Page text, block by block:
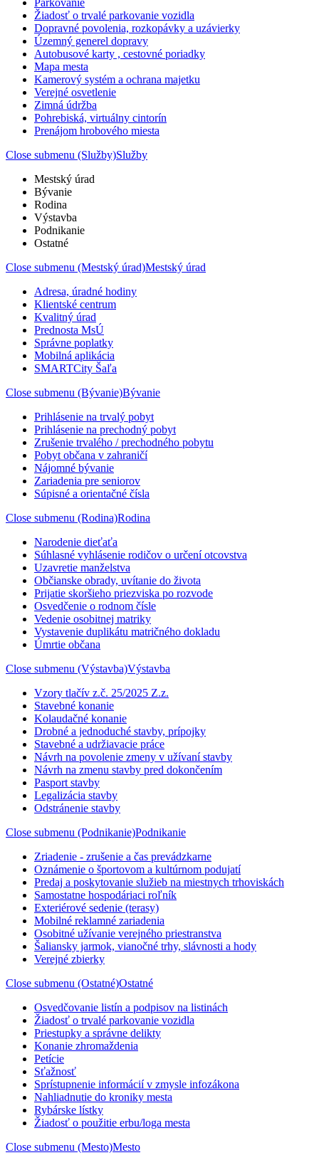
Parkovanie
Žiadosť o trvalé parkovanie vozidla
Dopravné povolenia, rozkopávky a uzávierky
Územný generel dopravy
Autobusové karty , cestovné poriadky
Mapa mesta
Kamerový systém a ochrana majetku
Verejné osvetlenie
Zimná údržba
Pohrebiská, virtuálny cintorín
Prenájom hrobového miesta
Close submenu (Služby)Služby
Mestský úrad
Bývanie
Rodina
Výstavba
Podnikanie
Ostatné
Close submenu (Mestský úrad)Mestský úrad
Adresa, úradné hodiny
Klientské centrum
Kvalitný úrad
Prednosta MsÚ
Správne poplatky
Mobilná aplikácia
SMARTCity Šaľa
Close submenu (Bývanie)Bývanie
Prihlásenie na trvalý pobyt
Prihlásenie na prechodný pobyt
Zrušenie trvalého / prechodného pobytu
Pobyt občana v zahraničí
Nájomné bývanie
Zariadenia pre seniorov
Súpisné a orientačné čísla
Close submenu (Rodina)Rodina
Narodenie dieťaťa
Súhlasné vyhlásenie rodičov o určení otcovstva
Uzavretie manželstva
Občianske obrady, uvítanie do života
Prijatie skoršieho priezviska po rozvode
Osvedčenie o rodnom čísle
Vedenie osobitnej matriky
Vystavenie duplikátu matričného dokladu
Úmrtie občana
Close submenu (Výstavba)Výstavba
Vzory tlačív z.č. 25/2025 Z.z.
Stavebné konanie
Kolaudačné konanie
Drobné a jednoduché stavby, prípojky
Stavebné a udržiavacie práce
Návrh na povolenie zmeny v užívaní stavby
Návrh na zmenu stavby pred dokončením
Pasport stavby
Legalizácia stavby
Odstránenie stavby
Close submenu (Podnikanie)Podnikanie
Zriadenie - zrušenie a čas prevádzkarne
Oznámenie o športovom a kultúrnom podujatí
Predaj a poskytovanie služieb na miestnych trhoviskách
Samostatne hospodáriaci roľník
Exteriérové sedenie (terasy)
Mobilné reklamné zariadenia
Osobitné užívanie verejného priestranstva
Šaliansky jarmok, vianočné trhy, slávnosti a hody
Verejné zbierky
Close submenu (Ostatné)Ostatné
Osvedčovanie listín a podpisov na listinách
Žiadosť o trvalé parkovanie vozidla
Priestupky a správne delikty
Konanie zhromaždenia
Petície
Sťažnosť
Sprístupnenie informácií v zmysle infozákona
Nahliadnutie do kroniky mesta
Rybárske lístky
Žiadosť o použitie erbu/loga mesta
Close submenu (Mesto)Mesto